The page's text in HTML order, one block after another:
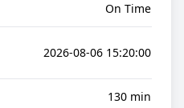
On Time
2026-08-06 15:20:00
130 min